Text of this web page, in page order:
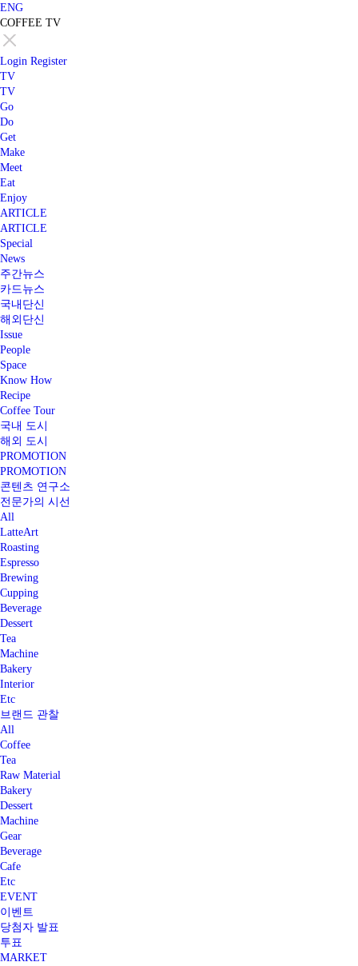
ENG
COFFEE TV
Login Register
TV
TV
Go
Do
Get
Make
Meet
Eat
Enjoy
ARTICLE
ARTICLE
Special
News
주간뉴스
카드뉴스
국내단신
해외단신
Issue
People
Space
Know How
Recipe
Coffee Tour
국내 도시
해외 도시
PROMOTION
PROMOTION
콘텐츠 연구소
전문가의 시선
All
LatteArt
Roasting
Espresso
Brewing
Cupping
Beverage
Dessert
Tea
Machine
Bakery
Interior
Etc
브랜드 관찰
All
Coffee
Tea
Raw Material
Bakery
Dessert
Machine
Gear
Beverage
Cafe
Etc
EVENT
이벤트
당첨자 발표
투표
MARKET